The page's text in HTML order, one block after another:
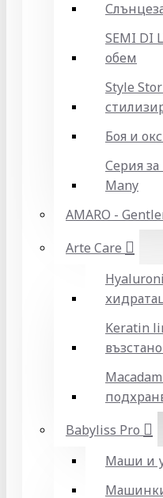
SEMI DI
обем
Style
Боя и
Серия
Many
AMARO -
Arte Care
Keratin
Babyliss Pro
Маши и